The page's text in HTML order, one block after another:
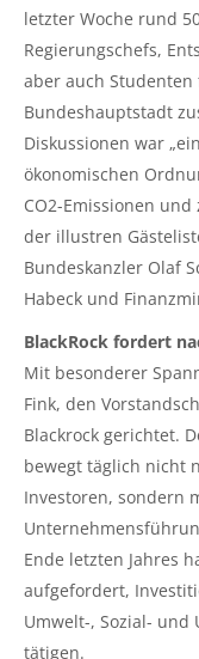
letzter Woche rund
Regierungschefs,
aber auch
Bundeshauptstadt
Diskussionen war
ökonomischen
CO2-Emissionen
der illustren
Bundeskanzler Olaf
Habeck und
BlackRock fordert
Mit besonderer
Fink, den
Blackrock gerichtet.
bewegt täglich nicht
Investoren, sondern
Ende letzten Jahres
aufgefordert,
Umwelt-, Sozial-
tätigen.